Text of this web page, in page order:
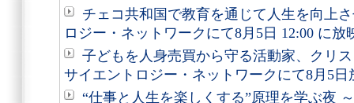
チェコ共和国で教育を通じて人生を向上
ロジー・ネットワークにて8月5日 12:00 に放
子どもを人身売買から守る活動家、クリ
サイエントロジー・ネットワークにて8月5
“仕事と人生を楽しくする”原理を学ぶ夜